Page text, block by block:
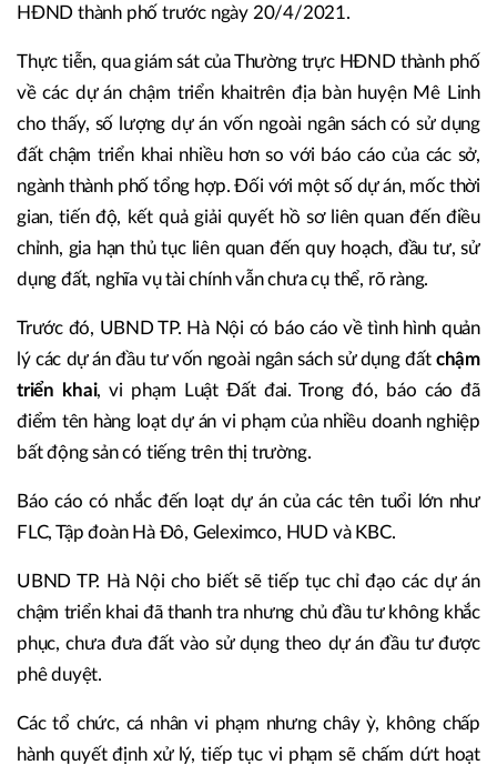
HĐND thành phố trước ngày 20/4/2021.
Thực tiễn, qua giám sát của Thường trực HĐND thành phố
về các dự án chậm triển khaitrên địa bàn huyện Mê Linh
cho thấy, số lượng dự án vốn ngoài ngân sách có sử dụng
đất chậm triển khai nhiều hơn so với báo cáo của các sở,
ngành thành phố tổng hợp. Đối với một số dự án, mốc thời
gian, tiến độ, kết quả giải quyết hồ sơ liên quan đến điều
chỉnh, gia hạn thủ tục liên quan đến quy hoạch, đầu tư, sử
dụng đất, nghĩa vụ tài chính vẫn chưa cụ thể, rõ ràng.
Trước đó, UBND TP. Hà Nội có báo cáo về tình hình quản
lý các dự án đầu tư vốn ngoài ngân sách sử dụng đất chậm
triển khai, vi phạm Luật Đất đai. Trong đó, báo cáo đã
điểm tên hàng loạt dự án vi phạm của nhiều doanh nghiệp
bất động sản có tiếng trên thị trường.
Báo cáo có nhắc đến loạt dự án của các tên tuổi lớn như
FLC, Tập đoàn Hà Đô, Geleximco, HUD và KBC.
UBND TP. Hà Nội cho biết sẽ tiếp tục chỉ đạo các dự án
chậm triển khai đã thanh tra nhưng chủ đầu tư không khắc
phục, chưa đưa đất vào sử dụng theo dự án đầu tư được
phê duyệt.
Các tổ chức, cá nhân vi phạm nhưng chây ỳ, không chấp
hành quyết định xử lý, tiếp tục vi phạm sẽ chấm dứt hoạt